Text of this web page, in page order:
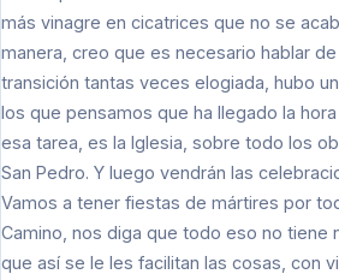
más vinagre en cicatrices que no se
manera, creo que es necesario hablar
transición tantas veces elogiada, hubo
los que pensamos que ha llegado la
esa tarea, es la Iglesia, sobre todo los
San Pedro. Y luego vendrán las
Vamos a tener fiestas de mártires por
Camino, nos diga que todo eso no tiene
que así se le les facilitan las cosas, con